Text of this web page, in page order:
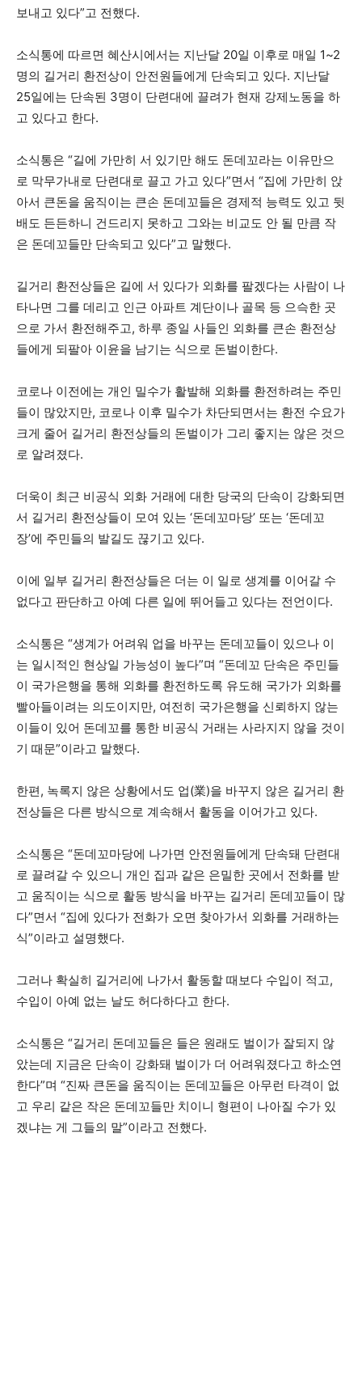
보내고 있다”고 전했다.
소식통에 따르면 혜산시에서는 지난달 20일 이후로 매일 1~2
명의 길거리 환전상이 안전원들에게 단속되고 있다. 지난달
25일에는 단속된 3명이 단련대에 끌려가 현재 강제노동을 하
고 있다고 한다.
소식통은 “길에 가만히 서 있기만 해도 돈데꼬라는 이유만으
로 막무가내로 단련대로 끌고 가고 있다”면서 “집에 가만히 앉
아서 큰돈을 움직이는 큰손 돈데꼬들은 경제적 능력도 있고 뒷
배도 든든하니 건드리지 못하고 그와는 비교도 안 될 만큼 작
은 돈데꼬들만 단속되고 있다”고 말했다.
길거리 환전상들은 길에 서 있다가 외화를 팔겠다는 사람이 나
타나면 그를 데리고 인근 아파트 계단이나 골목 등 으슥한 곳
으로 가서 환전해주고, 하루 종일 사들인 외화를 큰손 환전상
들에게 되팔아 이윤을 남기는 식으로 돈벌이한다.
코로나 이전에는 개인 밀수가 활발해 외화를 환전하려는 주민
들이 많았지만, 코로나 이후 밀수가 차단되면서는 환전 수요가
크게 줄어 길거리 환전상들의 돈벌이가 그리 좋지는 않은 것으
로 알려졌다.
더욱이 최근 비공식 외화 거래에 대한 당국의 단속이 강화되면
서 길거리 환전상들이 모여 있는 ‘돈데꼬마당’ 또는 ‘돈데꼬
장’에 주민들의 발길도 끊기고 있다.
이에 일부 길거리 환전상들은 더는 이 일로 생계를 이어갈 수
없다고 판단하고 아예 다른 일에 뛰어들고 있다는 전언이다.
소식통은 “생계가 어려워 업을 바꾸는 돈데꼬들이 있으나 이
는 일시적인 현상일 가능성이 높다”며 “돈데꼬 단속은 주민들
이 국가은행을 통해 외화를 환전하도록 유도해 국가가 외화를
빨아들이려는 의도이지만, 여전히 국가은행을 신뢰하지 않는
이들이 있어 돈데꼬를 통한 비공식 거래는 사라지지 않을 것이
기 때문”이라고 말했다.
한편, 녹록지 않은 상황에서도 업(業)을 바꾸지 않은 길거리 환
전상들은 다른 방식으로 계속해서 활동을 이어가고 있다.
소식통은 “돈데꼬마당에 나가면 안전원들에게 단속돼 단련대
로 끌려갈 수 있으니 개인 집과 같은 은밀한 곳에서 전화를 받
고 움직이는 식으로 활동 방식을 바꾸는 길거리 돈데꼬들이 많
다”면서 “집에 있다가 전화가 오면 찾아가서 외화를 거래하는
식”이라고 설명했다.
그러나 확실히 길거리에 나가서 활동할 때보다 수입이 적고,
수입이 아예 없는 날도 허다하다고 한다.
소식통은 “길거리 돈데꼬들은 들은 원래도 벌이가 잘되지 않
았는데 지금은 단속이 강화돼 벌이가 더 어려워졌다고 하소연
한다”며 “진짜 큰돈을 움직이는 돈데꼬들은 아무런 타격이 없
고 우리 같은 작은 돈데꼬들만 치이니 형편이 나아질 수가 있
겠냐는 게 그들의 말”이라고 전했다.